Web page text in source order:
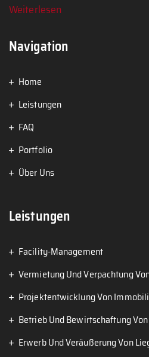
Weiterlesen
Navigation
Home
Leistungen
FAQ
Portfolio
Über Uns
Leistungen
Facility-Management
Vermietung Und Verpachtung
Projektentwicklung Von
Betrieb Und Bewirtschaftung
Erwerb Und Veräußerung Von